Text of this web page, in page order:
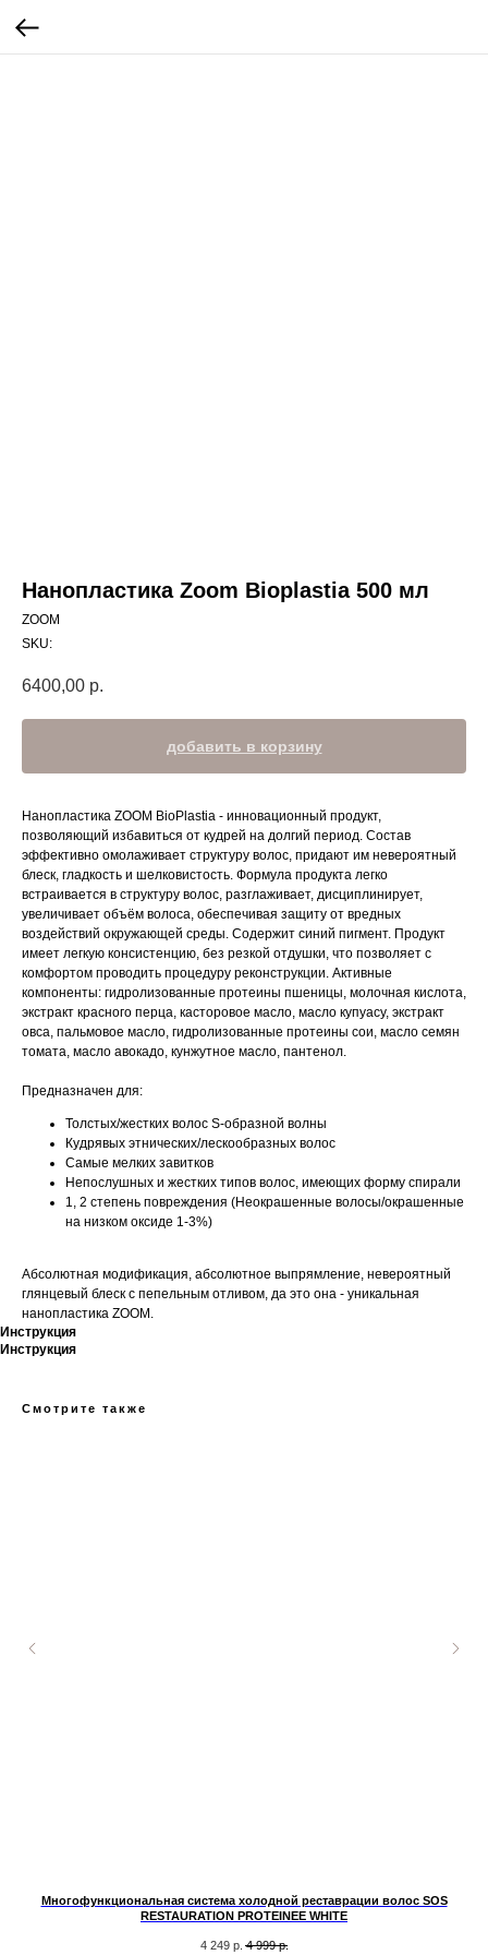
Нанопластика Zoom Bioplastia 500 мл
ZOOM
SKU:
6400,00 р.
добавить в корзину
Нанопластика ZOOM BioPlastia - инновационный продукт,
позволяющий избавиться от кудрей на долгий период. Состав
эффективно омолаживает структуру волос, придают им невероятный
блеск, гладкость и шелковистость. Формула продукта легко
встраивается в структуру волос, разглаживает, дисциплинирует,
увеличивает объём волоса, обеспечивая защиту от вредных
воздействий окружающей среды. Cодержит синий пигмент. Продукт
имеет легкую консистенцию, без резкой отдушки, что позволяет с
комфортом проводить процедуру реконструкции. Активные
компоненты: гидролизованные протеины пшеницы, молочная кислота,
экстракт красного перца, касторовое масло, масло купуасу, экстракт
овса, пальмовое масло, гидролизованные протеины сои, масло семян
томата, масло авокадо, кунжутное масло, пантенол.
Предназначен для:
Толстых/жестких волос S-образной волны
Кудрявых этнических/лескообразных волос
Самые мелких завитков
Непослушных и жестких типов волос, имеющих форму спирали
1, 2 степень повреждения (Неокрашенные волосы/окрашенные
на низком оксиде 1-3%)
Абсолютная модификация, абсолютное выпрямление, невероятный
глянцевый блеск с пепельным отливом, да это она - уникальная
нанопластика ZOOM.
Инструкция
Инструкция
Смотрите также
Многофункциональная система холодной реставрации волос SOS
RESTAURATION PROTEINEE WHITE
4 249 р. 4 999 р.